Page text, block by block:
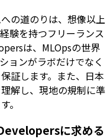
の道のりは、想像以上
験を持つフリーランス
は、MLOpsの世界
ョンがラボだけでなく
証します。また、日本
解し、現地の規制に準
。
に求める